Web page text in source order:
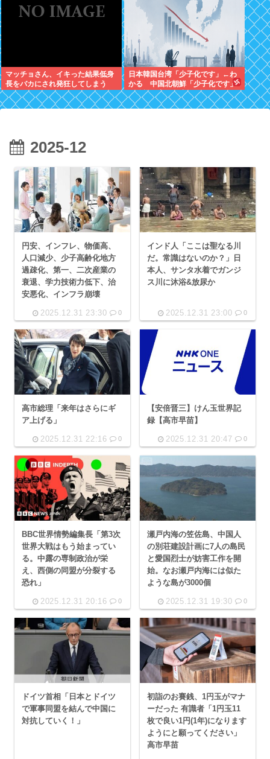
マッチョさん、イキった結果低身
長をバカにされ発狂してしまう
日本韓国台湾「少子化です」←わ
かる 中国北朝鮮「少子化です」
←強権国家でも止められないのか
よ
2025-12
円安、インフレ、物価高、
人口減少、少子高齢化地方
過疎化、第一、二次産業の
衰退、学力技術力低下、治
安悪化、インフラ崩壊
2025.12.31 23:30 0
インド人「ここは聖なる川
だ。常識はないのか？」日
本人、サンタ水着でガンジ
ス川に沐浴&放尿か
2025.12.31 23:00 0
高市総理「来年はさらにギ
ア上げる」
2025.12.31 22:16 0
【安倍晋三】けん玉世界記
録【高市早苗】
2025.12.31 20:47 0
BBC世界情勢編集長「第3次
世界大戦はもう始まってい
る。中露の専制政治が栄
え、西側の同盟が分裂する
恐れ」
2025.12.31 20:16 0
瀬戸内海の笠佐島、中国人
の別荘建設計画に7人の島民
と愛国烈士が妨害工作を開
始。なお瀬戸内海には似た
ような島が3000個
2025.12.31 19:30 0
ドイツ首相「日本とドイツ
で軍事同盟を結んで中国に
対抗していく！」
初詣のお賽銭、1円玉がマナ
ーだった 有識者「1円玉11
枚で良い1円(1年)になります
ようにと願ってください」
高市早苗